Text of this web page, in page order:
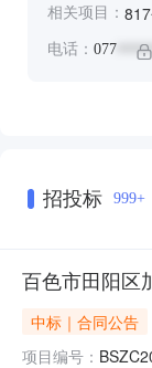
相关项目： 817
电话： 077
招投标 999+
百色市田阳区
中标｜合同公告
项目编号：